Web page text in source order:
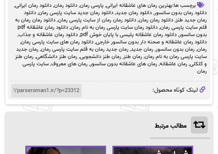
برچسب ها:بهترین رمان های عاشقانه ایرانی, پارسی رمان,دانلود رمان,دانلود رمان ایرانی,
دانلود رمان بدون سانسور,دانلود رمان جدید,دانلود رمان جدید سایت پارسی رمان,دانلود
رمان جدید طنز,دانلود رمان رمان,دانلود رمان رمان از سایت پارسی رمان,دانلود رمان رمان به
قلم سایت پارسی رمان,دانلود رمان سایت پارسی رمان به نام رمان,
دانلود رمان عاشقانه pdf
بدون سانسور,دانلود رمان عاشقانه پلیسی با پایان خوش pdf ,دانلود رمان عاشقانه و جذاب,
دانلود رمان عاشقانه و صحنه دار بدون سانسور خارجی,دانلود رمان های سایت پارسی رمان,
رمان,رمان بدون سانسور,رمان جدید,رمان جدید رمان به قلم سایت پارسی رمان,رمان جدید
سایت پارسی رمان به نام رمان,رمان طنز,رمان طنز دانشجویی,رمان طنز دانشگاهی,رمان طنز
و کلکلی,رمان عاشقانه,رمان های عاشقانه بدون سانسور,رمان های معروف,سایت پارسی
رمان
لینک کوتاه محصول:
مطالب مرتبط